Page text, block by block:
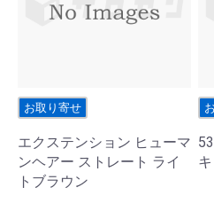
お取り寄せ
エクステンション ヒューマ
ンヘアー ストレート ライ
トブラウン